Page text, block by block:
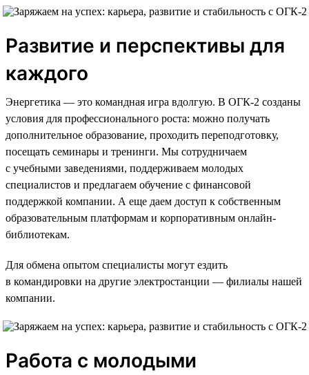
Развитие и перспективы для
каждого
Энергетика — это командная игра вдолгую. В ОГК-2 созданы
условия для профессионального роста: можно получать
дополнительное образование, проходить переподготовку,
посещать семинары и тренинги. Мы сотрудничаем
с учебными заведениями, поддерживаем молодых
специалистов и предлагаем обучение с финансовой
поддержкой компании. А еще даем доступ к собственным
образовательным платформам и корпоративным онлайн-
библиотекам.
Для обмена опытом специалисты могут ездить
в командировки на другие электростанции — филиалы нашей
компании.
Работа с молодыми